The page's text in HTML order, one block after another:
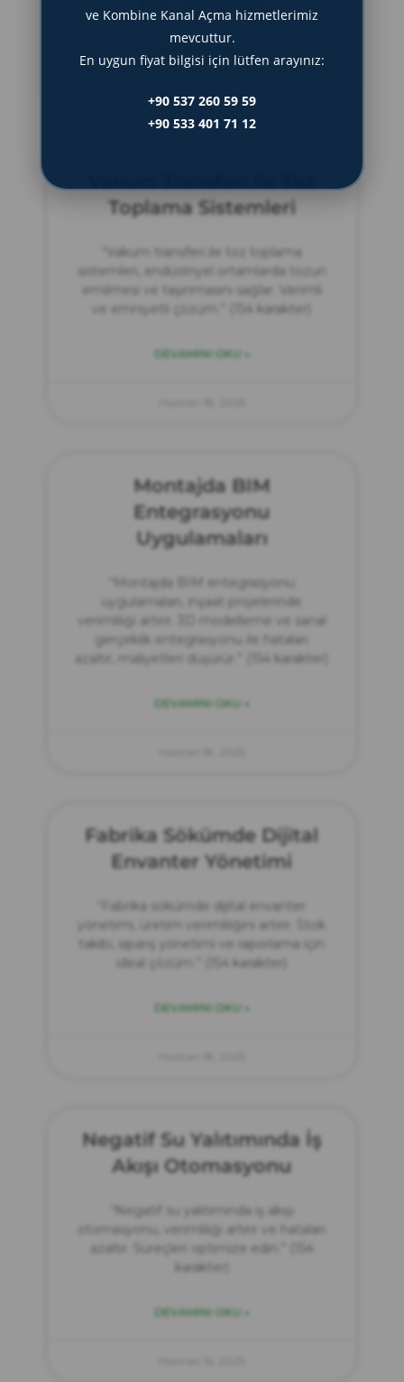
Haziran 19, 2025
Toplama Sistemleri
“Vakum transferi ile toz toplama
sistemleri, endüstriyel ortamlarda tozun
emilmesi ve taşınmasını sağlar. Verimli
ve emniyetli çözüm.” (154 karakter)
DEVAMINI OKU »
Montajda BIM
Entegrasyonu
Uygulamaları
“Montajda BIM entegrasyonu
uygulamaları, inşaat projelerinde
verimliliği artırır. 3D modelleme ve sanal
gerçeklik entegrasyonu ile hataları
azaltır, maliyetleri düşürür.” (154 karakter)
DEVAMINI OKU »
Fabrika Sökümde Dijital
Envanter Yönetimi
“Fabrika sökümde dijital envanter
yönetimi, üretim verimliliğini artırır. Stok
takibi, sipariş yönetimi ve raporlama için
ideal çözüm.” (154 karakter)
DEVAMINI OKU »
Negatif Su Yalıtımında İş
Akışı Otomasyonu
“Negatif su yalıtımında iş akışı
otomasyonu, verimliliği artırır ve hataları
azaltır. Süreçleri optimize edin.” (154
karakter)
DEVAMINI OKU »
ve Kombine Kanal Açma hizmetlerimiz
mevcuttur.
En uygun fiyat bilgisi için lütfen arayınız:
+90 537 260 59 59
+90 533 401 71 12